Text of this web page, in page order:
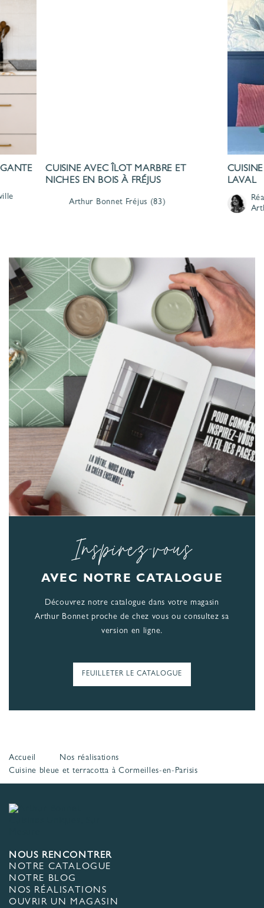
CUISINE AVEC ÎLOT MARBRE ET
NICHES EN BOIS À FRÉJUS
Arthur Bonnet Fréjus (83)
LAVAL
Inspirez-vous
AVEC NOTRE CATALOGUE
Découvrez notre catalogue dans votre magasin
Arthur Bonnet proche de chez vous ou consultez sa
version en ligne.
FEUILLETER LE CATALOGUE
Accueil
Nos réalisations
Cuisine bleue et terracotta à Cormeilles-en-Parisis
NOUS RENCONTRER
NOTRE CATALOGUE
NOTRE BLOG
NOS RÉALISATIONS
OUVRIR UN MAGASIN